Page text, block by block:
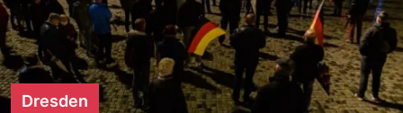
Dresden